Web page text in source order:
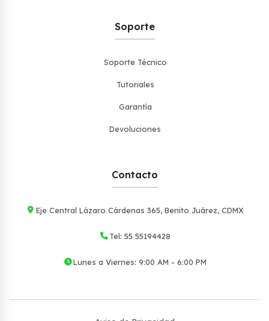
Soporte
Soporte Técnico
Tutoriales
Garantía
Devoluciones
Contacto
Eje Central Lázaro Cárdenas 365, Benito Juárez, CDMX
Tel: 55 55194428
Lunes a Viernes: 9:00 AM - 6:00 PM